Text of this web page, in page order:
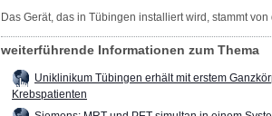
Das Gerät, das in Tübingen installiert wird, stammt
weiterführende Informationen zum Thema
Uniklinikum Tübingen erhält mit erstem
Krebspatienten